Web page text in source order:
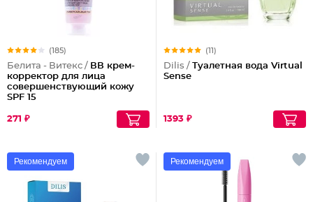
(185)
Белита - Витекс / ВВ крем-
корректор для лица
совершенствующий кожу
SPF 15
271 ₽
(11)
Dilis / Туалетная вода Virtual
Sense
1393 ₽
Рекомендуем Рекомендуем